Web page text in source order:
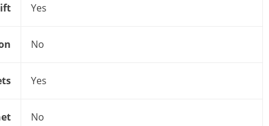
Yes
No
Yes
No